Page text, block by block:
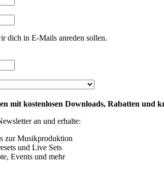
dich in E-Mails anreden sollen.
mit kostenlosen Downloads, Rabatten und
an und erhalte:
zur Musikproduktion
und Live Sets
Events und mehr